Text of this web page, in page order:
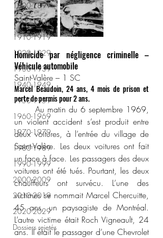
1800-1899
1900-1909
1910-1919
1920-1929
1930-1939
1940-1949
1950-1959
1960-1969
1970-1979
1980-1989
1990-1999
2000-2009
2010-2019
2020-2029
Dossiers rejetés
Homicide par négligence criminelle –
Véhicule automobile
Saint-Valère – 1 SC
Marcel Beaudoin, 24 ans, 4 mois de prison et
perte de permis pour 2 ans.
un violent accident s’est produit entre
deux voitures, à l’entrée du village de
Saint-Valère. Les deux voitures ont fait
un face à face. Les passagers des deux
voitures ont été tués. Pourtant, les deux
chauffeurs ont survécu. L’une des
victimes se nommait Marcel Chercuitte,
45 ans, un paysagiste de Montréal.
L’autre victime était Roch Vigneault, 24
ans. Il était le passager d’une Chevrolet